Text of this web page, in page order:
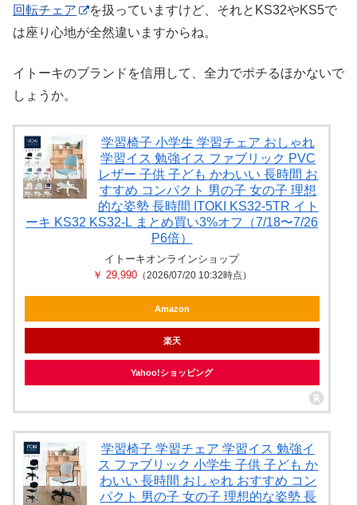
回転チェア
を扱っていますけど、それとKS32やKS5で
は座り心地が全然違いますからね。
イトーキのブランドを信用して、全力でポチるほかないで
しょうか。
学習椅子 小学生 学習チェア おしゃれ
学習イス 勉強イス ファブリック PVC
レザー 子供 子ども かわいい 長時間 お
すすめ コンパクト 男の子 女の子 理想
的な姿勢 長時間 ITOKI KS32-5TR イト
ーキ KS32 KS32-L まとめ買い3%オフ（7/18〜7/26
P6倍）
イトーキオンラインショップ
￥ 29,990（2026/07/20 10:32時点）
Amazon
楽天
Yahoo!ショッピング
学習椅子 学習チェア 学習イス 勉強イ
ス ファブリック 小学生 子供 子ども か
わいい 長時間 おしゃれ おすすめ コン
パクト 男の子 女の子 理想的な姿勢 長